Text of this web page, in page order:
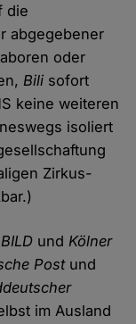
die
abgegebener
oder
Bili sofort
keine weiteren
isoliert
Zirkus-
BILD undKölner
Postund
im Ausland